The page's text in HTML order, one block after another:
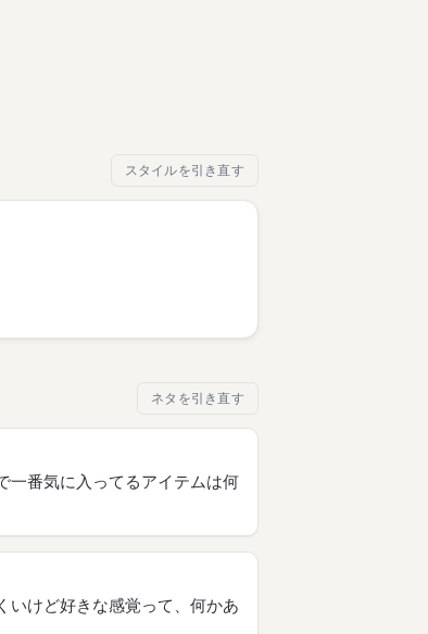
スタイルを引き直す
ネタを引き直す
一番気に入ってるアイテムは何
いけど好きな感覚って、何かあ